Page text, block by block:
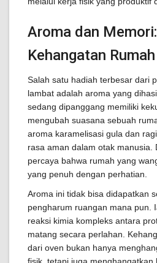
Aroma dan
Kehangatan Rumah
Salah satu hadiah terbesar dari
lambat adalah aroma yang
sedang dipanggang memiliki
mengubah suasana sebuah
aroma karamelisasi gula dan
rasa aman dalam otak manusia.
percaya bahwa rumah yang
yang penuh dengan perhatian.
Aroma ini tidak bisa didapatkan
pengharum ruangan mana pun.
reaksi kimia kompleks antara
matang secara perlahan.
dari oven bukan hanya